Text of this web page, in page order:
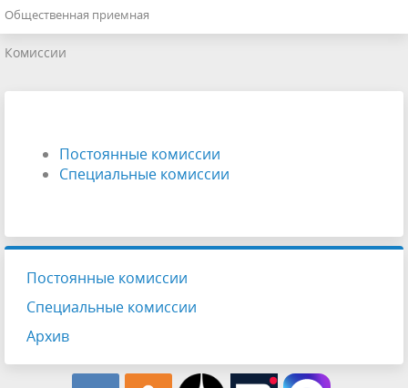
Общественная приемная
Комиссии
Постоянные комиссии
Специальные комиссии
Постоянные комиссии
Специальные комиссии
Архив